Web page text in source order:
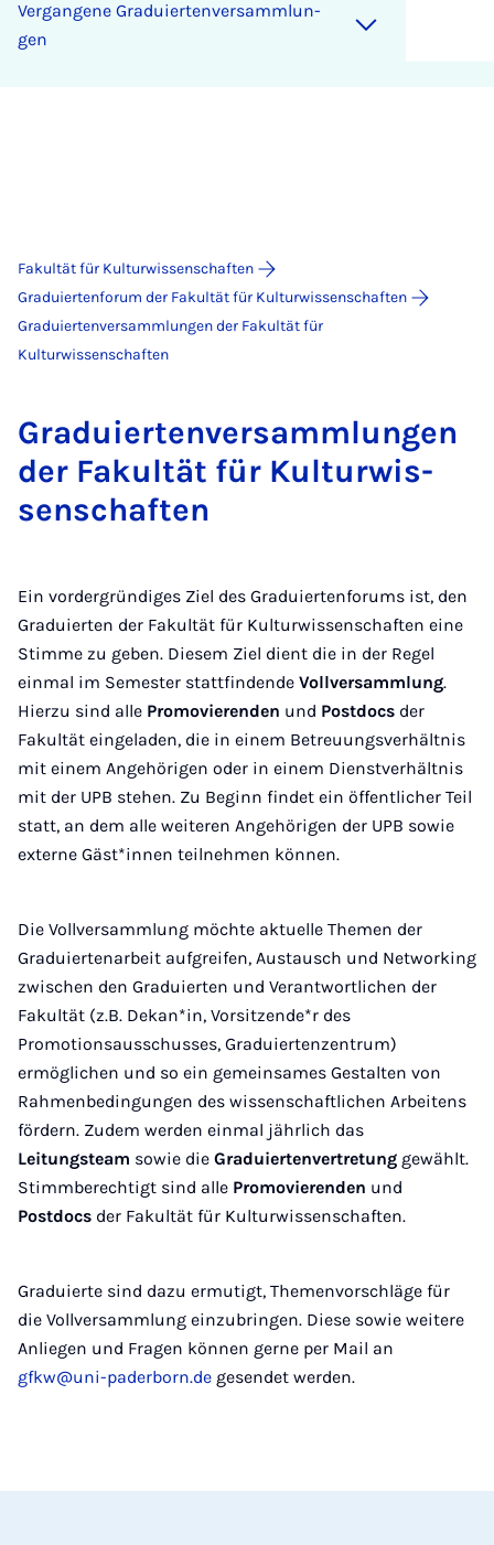
Ver­gan­ge­ne Gra­du­ier­ten­ver­samm­lun­
gen
Fakultät für Kulturwissenschaften
Graduiertenforum der Fakultät für Kulturwissenschaften
Graduiertenversammlungen der Fakultät für
Kulturwissenschaften
Gra­du­ier­ten­ver­samm­lun­gen
der Fa­kul­tät für Kul­tur­wis­
sen­schaf­ten
Ein vordergründiges Ziel des Graduiertenforums ist, den
Graduierten der Fakultät für Kulturwissenschaften eine
Stimme zu geben. Diesem Ziel dient die in der Regel
einmal im Semester stattfindende Vollversammlung.
Hierzu sind alle Promovierenden und Postdocs der
Fakultät eingeladen, die in einem Betreuungsverhältnis
mit einem Angehörigen oder in einem Dienstverhältnis
mit der UPB stehen. Zu Beginn findet ein öffentlicher Teil
statt, an dem alle weiteren Angehörigen der UPB sowie
externe Gäst*innen teilnehmen können.
Die Vollversammlung möchte aktuelle Themen der
Graduiertenarbeit aufgreifen, Austausch und Networking
zwischen den Graduierten und Verantwortlichen der
Fakultät (z.B. Dekan*in, Vorsitzende*r des
Promotionsausschusses, Graduiertenzentrum)
ermöglichen und so ein gemeinsames Gestalten von
Rahmenbedingungen des wissenschaftlichen Arbeitens
fördern. Zudem werden einmal jährlich das
Leitungsteam sowie die Graduiertenvertretung gewählt.
Stimmberechtigt sind alle Promovierenden und
Postdocs der Fakultät für Kulturwissenschaften.
Graduierte sind dazu ermutigt, Themenvorschläge für
die Vollversammlung einzubringen. Diese sowie weitere
Anliegen und Fragen können gerne per Mail an
gfkw@uni-paderborn.de gesendet werden.